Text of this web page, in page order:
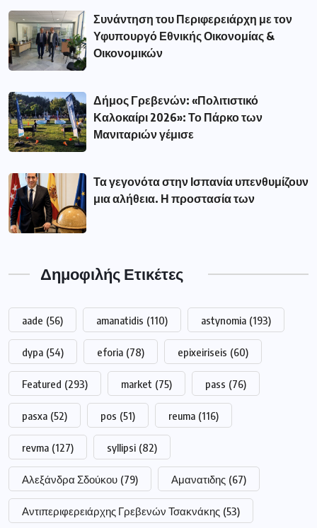
Συνάντηση του Περιφερειάρχη με τον
Υφυπουργό Εθνικής Οικονομίας &
Οικονομικών
Δήμος Γρεβενών: «Πολιτιστικό
Καλοκαίρι 2026»: Το Πάρκο των
Μανιταριών γέμισε
Τα γεγονότα στην Ισπανία υπενθυμίζουν
μια αλήθεια. Η προστασία των
Δημοφιλής Ετικέτες
aade (56) amanatidis (110) astynomia (193)
dypa (54) eforia (78) epixeiriseis (60)
Featured (293) market (75) pass (76)
pasxa (52) pos (51) reuma (116)
revma (127) syllipsi (82)
Αλεξάνδρα Σδούκου (79) Αμανατιδης (67)
Αντιπεριφερειάρχης Γρεβενών Τσακνάκης (53)